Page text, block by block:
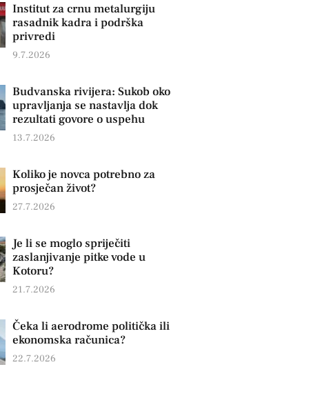
Institut za crnu metalurgiju
rasadnik kadra i podrška
privredi
9.7.2026
Budvanska rivijera: Sukob oko
upravljanja se nastavlja dok
rezultati govore o uspehu
13.7.2026
Koliko je novca potrebno za
prosječan život?
27.7.2026
Je li se moglo spriječiti
zaslanjivanje pitke vode u
Kotoru?
21.7.2026
Čeka li aerodrome politička ili
ekonomska računica?
22.7.2026